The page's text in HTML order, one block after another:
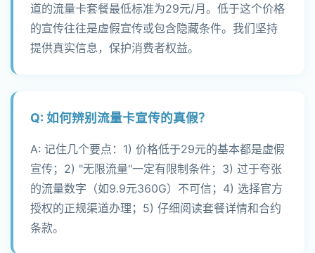
道的流量卡套餐最低标准为29元/月。低于这个价格
的宣传往往是虚假宣传或包含隐藏条件。我们坚持
提供真实信息，保护消费者权益。
Q: 如何辨别流量卡宣传的真假？
A: 记住几个要点：1) 价格低于29元的基本都是虚假
宣传；2) "无限流量"一定有限制条件；3) 过于夸张
的流量数字（如9.9元360G）不可信；4) 选择官方
授权的正规渠道办理；5) 仔细阅读套餐详情和合约
条款。